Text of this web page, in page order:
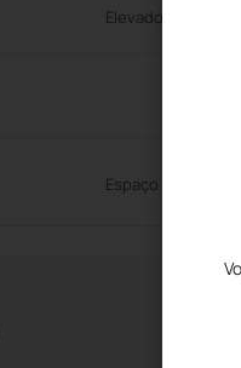
Elevador
Espaço Kids